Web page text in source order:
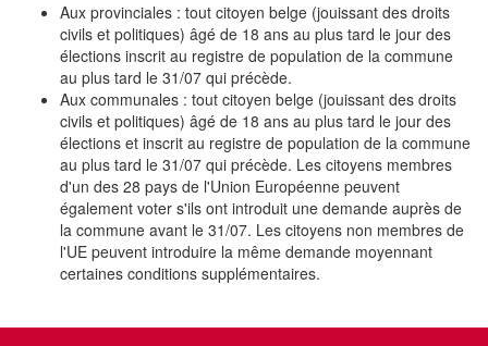
Aux provinciales : tout citoyen belge (jouissant des droits
civils et politiques) âgé de 18 ans au plus tard le jour des
élections inscrit au registre de population de la commune
au plus tard le 31/07 qui précède.
Aux communales : tout citoyen belge (jouissant des droits
civils et politiques) âgé de 18 ans au plus tard le jour des
élections et inscrit au registre de population de la commune
au plus tard le 31/07 qui précède. Les citoyens membres
d'un des 28 pays de l'Union Européenne peuvent
également voter s'ils ont introduit une demande auprès de
la commune avant le 31/07. Les citoyens non membres de
l'UE peuvent introduire la même demande moyennant
certaines conditions supplémentaires.